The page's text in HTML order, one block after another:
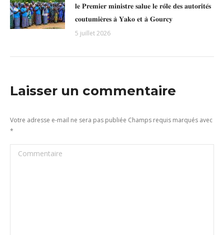
𝐥𝐞 𝐏𝐫𝐞𝐦𝐢𝐞𝐫 𝐦𝐢𝐧𝐢𝐬𝐭𝐫𝐞 𝐬𝐚𝐥𝐮𝐞 𝐥𝐞 𝐫𝐨̂𝐥𝐞 𝐝𝐞𝐬 𝐚𝐮𝐭𝐨𝐫𝐢𝐭𝐞́𝐬
𝐜𝐨𝐮𝐭𝐮𝐦𝐢𝐞̀𝐫𝐞𝐬 𝐚̀ 𝐘𝐚𝐤𝐨 𝐞𝐭 𝐚̀ 𝐆𝐨𝐮𝐫𝐜𝐲
5 juillet 2026
Laisser un commentaire
Votre adresse e-mail ne sera pas publiée Champs requis marqués avec
*
Commentaire